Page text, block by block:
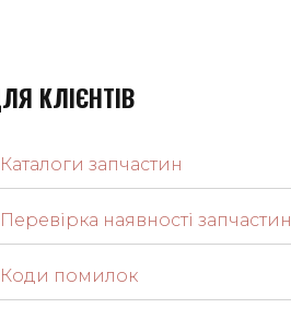
КЛІЄНТІВ
Каталоги запчастин
Перевірка наявності запчастин
Коди помилок